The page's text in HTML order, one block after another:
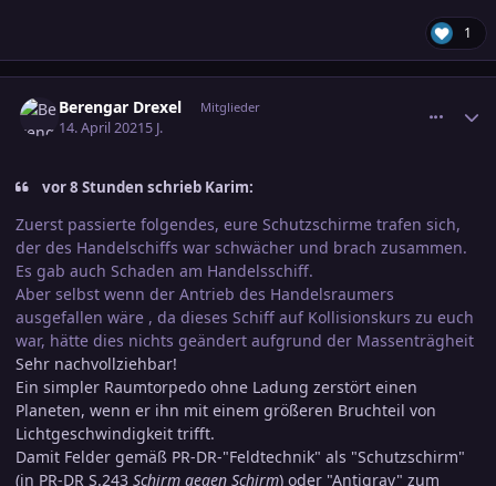
1
Berengar Drexel Mitglieder
14. April 20215 J.
vor 8 Stunden schrieb Karim:
Zuerst passierte folgendes, eure Schutzschirme trafen sich,
der des Handelschiffs war schwächer und brach zusammen.
Es gab auch Schaden am Handelsschiff.
Aber selbst wenn der Antrieb des Handelsraumers
ausgefallen wäre , da dieses Schiff auf Kollisionskurs zu euch
war, hätte dies nichts geändert aufgrund der Massenträgheit
Sehr nachvollziehbar!
Ein simpler Raumtorpedo ohne Ladung zerstört einen
Planeten, wenn er ihn mit einem größeren Bruchteil von
Lichtgeschwindigkeit trifft.
Damit Felder gemäß PR-DR-"Feldtechnik" als "Schutzschirm"
(in PR-DR S.243 Schirm gegen Schirm) oder "Antigrav" zum